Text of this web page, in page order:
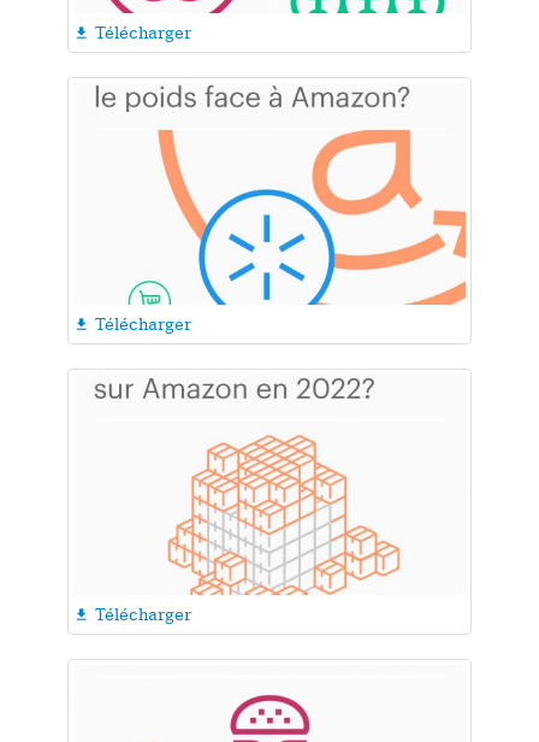
 Télécharger
 Télécharger
 Télécharger